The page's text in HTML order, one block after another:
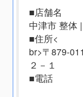
■店舗名
中津市 整体
■住所<
br>〒879-
２－１
■電話